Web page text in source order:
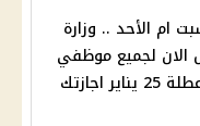
ام الأحد .. وزارة
الان لجميع موظفي
الدولة لحسم موقف عطلة 25 يناير اجازتك